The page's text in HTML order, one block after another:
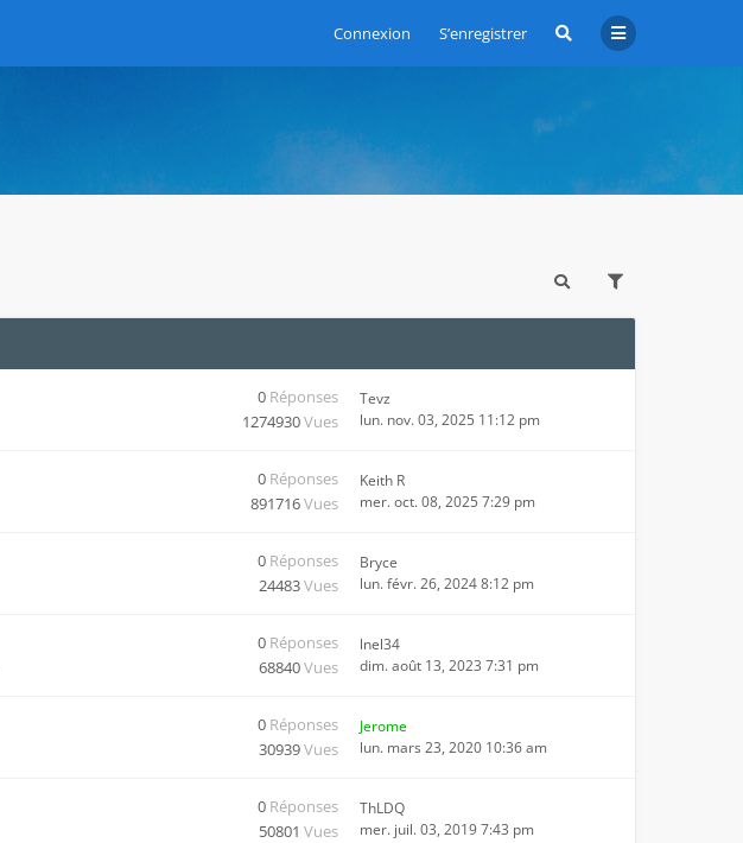
Connexion S’enregistrer
0 Réponses
1274930Vues
Tevz
lun. nov. 03, 2025 11:12 pm
0 Réponses
891716Vues
Keith R
mer. oct. 08, 2025 7:29 pm
0 Réponses
24483Vues
Bryce
lun. févr. 26, 2024 8:12 pm
0 Réponses
68840Vues
lnel34
dim. août 13, 2023 7:31 pm
0 Réponses
30939Vues
Jerome
lun. mars 23, 2020 10:36 am
0 Réponses
50801 Vues
ThLDQ
mer. juil. 03, 2019 7:43 pm